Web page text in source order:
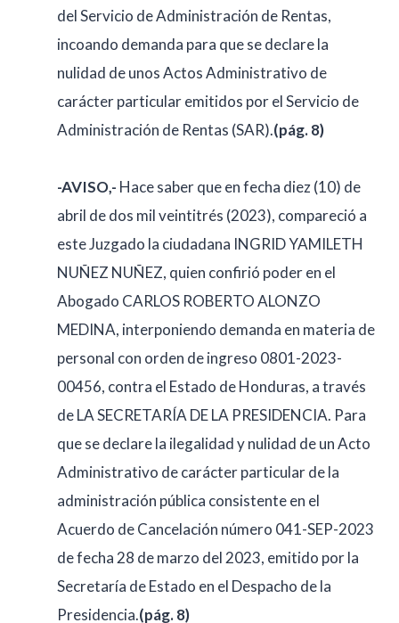
del Servicio de Administración de Rentas,
incoando demanda para que se declare la
nulidad de unos Actos Administrativo de
carácter particular emitidos por el Servicio de
Administración de Rentas (SAR).(pág. 8)
-AVISO,- Hace saber que en fecha diez (10) de
abril de dos mil veintitrés (2023), compareció a
este Juzgado la ciudadana INGRID YAMILETH
NUÑEZ NUÑEZ, quien confirió poder en el
Abogado CARLOS ROBERTO ALONZO
MEDINA, interponiendo demanda en materia de
personal con orden de ingreso 0801-2023-
00456, contra el Estado de Honduras, a través
de LA SECRETARÍA DE LA PRESIDENCIA. Para
que se declare la ilegalidad y nulidad de un Acto
Administrativo de carácter particular de la
administración pública consistente en el
Acuerdo de Cancelación número 041-SEP-2023
de fecha 28 de marzo del 2023, emitido por la
Secretaría de Estado en el Despacho de la
Presidencia.(pág. 8)